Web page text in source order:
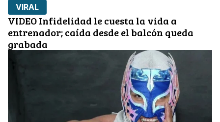
VIRAL
VIDEO Infidelidad le cuesta la vida a
entrenador; caída desde el balcón queda
grabada